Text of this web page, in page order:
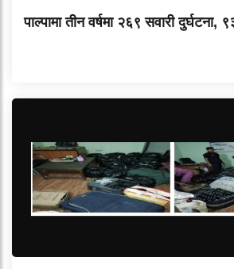
पाल्पामा तीन वर्षमा २६९ सवारी दुर्घटना,